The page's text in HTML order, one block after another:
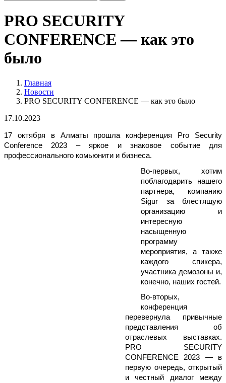
PRO SECURITY
CONFERENCE — как это
было
Главная
Новости
PRO SECURITY CONFERENCE — как это было
17.10.2023
17 октября в Алматы прошла конференция Pro Security
Conference 2023 – яркое и знаковое событие для
профессионального комьюнити и бизнеса.
Во-первых, хотим
поблагодарить нашего
партнера, компанию
Sigur за блестящую
организацию и
интересную
насыщенную
программу
мероприятия, а также
каждого спикера,
участника демозоны и,
конечно, наших гостей.
Во-вторых,
конференция
перевернула привычные
представления об
отраслевых выставках.
PRO SECURITY
CONFERENCE 2023 — в
первую очередь, открытый
и честный диалог между